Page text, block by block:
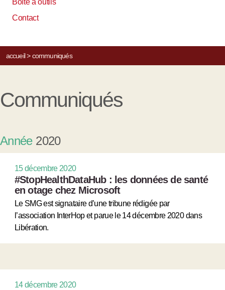
Boîte à outils
Contact
accueil> communiqués
Communiqués
Année2020
15 décembre 2020
#StopHealthDataHub : les données de santé
en otage chez Microsoft
Le SMG est signataire d’une tribune rédigée par
l’association InterHop et parue le 14 décembre 2020 dans
Libération.
14 décembre 2020